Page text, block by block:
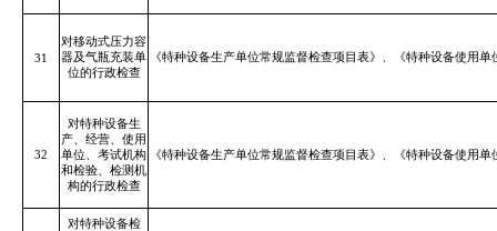
31
对移动式压力容
器及气瓶充装单
位的行政检查
《特种设备生产单位常规监督检查项目表》、《特种设备使用单
32
对特种设备生
产、经营、使用
单位、考试机构
和检验、检测机
构的行政检查
《特种设备生产单位常规监督检查项目表》、《特种设备使用单
对特种设备检